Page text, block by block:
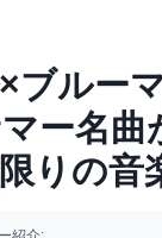
ブルー
ー名
りの音